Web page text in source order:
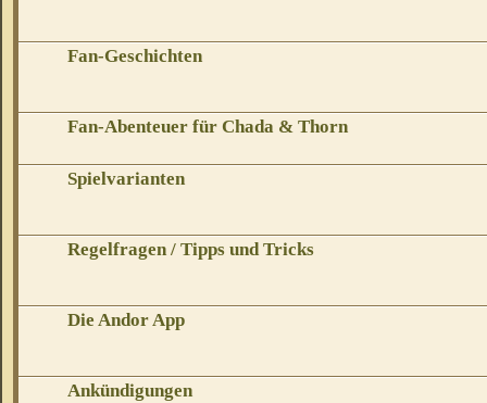
Fan-Geschichten
Fan-Abenteuer für Chada & Thorn
Spielvarianten
Regelfragen / Tipps und Tricks
Die Andor App
Ankündigungen